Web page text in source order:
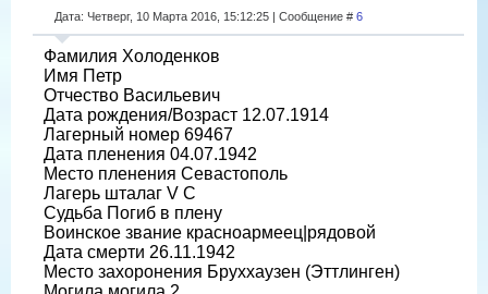
Дата: Четверг, 10 Марта 2016, 15:12:25 | Сообщение # 6
Фамилия Холоденков
Имя Петр
Отчество Васильевич
Дата рождения/Возраст 12.07.1914
Лагерный номер 69467
Дата пленения 04.07.1942
Место пленения Севастополь
Лагерь шталаг V C
Судьба Погиб в плену
Воинское звание красноармеец|рядовой
Дата смерти 26.11.1942
Место захоронения Бруххаузен (Эттлинген)